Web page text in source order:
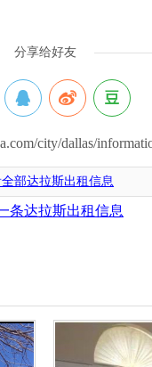
分享给好友
city/dallas/
部达拉斯出租信息
条达拉斯出租信息